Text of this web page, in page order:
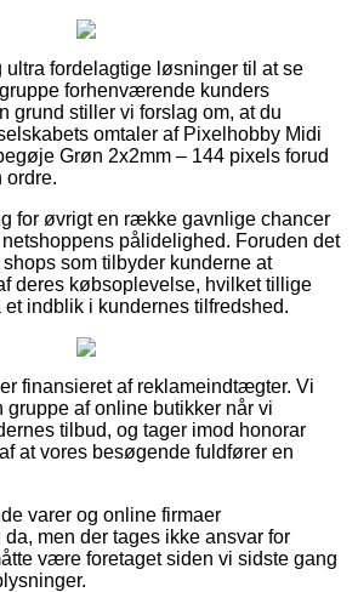
ultra fordelagtige løsninger til at se
forhenværende kunders
grund stiller vi forslag om, at du
omtaler af Pixelhobby Midi
Grøn 2x2mm – 144 pixels forud
ordre.
for øvrigt en række gavnlige chancer
pålidelighed. Foruden det
som tilbyder kunderne at
deres købsoplevelse, hvilket tillige
et indblik i kundernes tilfredshed.
finansieret af reklameindtægter. Vi
gruppe af online butikker når vi
tilbud, og tager imod honorar
at vores besøgende fuldfører en
varer og online firmaer
men der tages ikke ansvar for
være foretaget siden vi sidste gang